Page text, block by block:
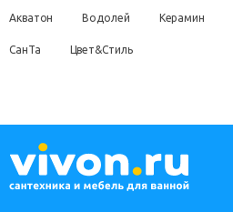
Акватон Водолей Керамин
СанТа Цвет&Стиль